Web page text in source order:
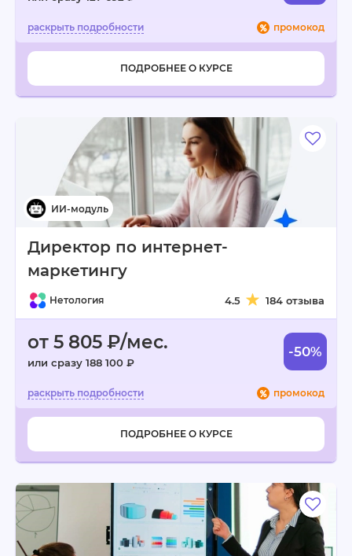
промокод
ПОДРОБНЕЕ О КУРСЕ
Директор по интернет-
маркетингу
Нетология 4.5 184 отзыва
от 5 805 ₽/мес.
или сразу 188 100 ₽
-50%
промокод
ПОДРОБНЕЕ О КУРСЕ